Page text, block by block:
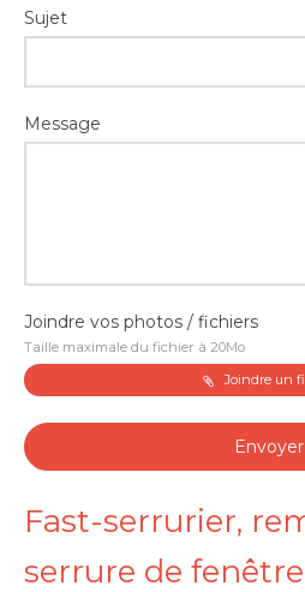
Sujet
Message
Joindre vos photos / fichiers
Taille maximale du fichier à 20Mo
Joindre un
Envoyer
Fast-serrurier,
serrure de